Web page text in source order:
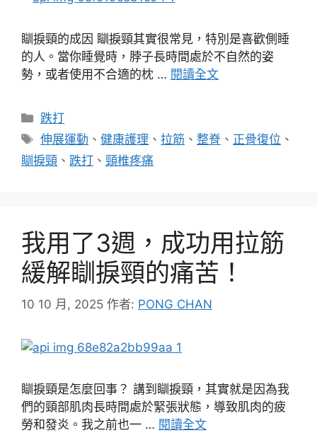
瞓捩頸的成因 瞓捩頸其實很常見，特別是喜歡側睡
的人。當你睡覺時，脖子長時間處於不自然的姿
勢，或者使用不合適的枕 … 閱讀全文
分
類
跌打
標
籤
伸展運動 、健康護理 、 拉筋 、整脊 、 正骨復位 、
瞓捩頸 、 跌打 、 頸椎疼痛
我用了3週，成功用拉筋
緩解瞓捩頸的痛苦！
10 10 月, 2025 作者: PONG CHAN
瞓捩頸是怎麼回事？ 講到瞓捩頸，其實就是因為我
們的頸部肌肉長時間處於緊張狀態，導致肌肉的疲
勞和發炎。我之前也一 … 閱讀全文